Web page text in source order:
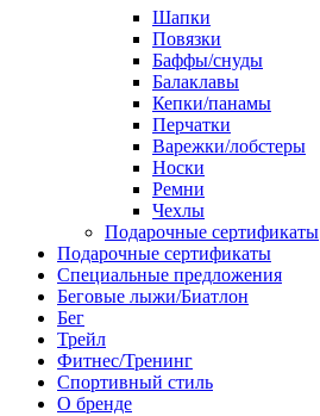
Шапки
Повязки
Баффы/снуды
Балаклавы
Кепки/панамы
Перчатки
Варежки/лобстеры
Носки
Ремни
Чехлы
Подарочные сертификаты
Подарочные сертификаты
Специальные предложения
Беговые лыжи/Биатлон
Бег
Трейл
Фитнес/Тренинг
Спортивный стиль
О бренде